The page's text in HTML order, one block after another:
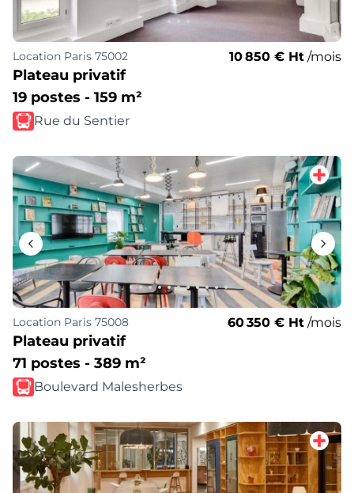
Location Paris 75002 10 850 € Ht /mois
Plateau privatif
19 postes - 159 m²
Rue du Sentier
Location Paris 75008 60 350 € Ht /mois
Plateau privatif
71 postes - 389 m²
Boulevard Malesherbes